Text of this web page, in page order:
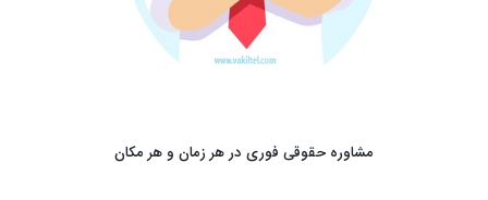
مشاوره حقوقی فوری در هر زمان و هر مکان